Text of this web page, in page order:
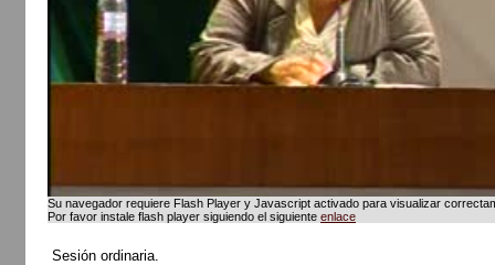
Su navegador requiere Flash Player y Javascript activado para visualizar
Por favor instale flash player siguiendo el siguiente enlace
Sesión ordinaria.